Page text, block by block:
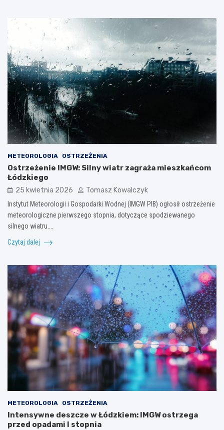
METEOROLOGIA OSTRZEŻENIA
Ostrzeżenie IMGW: Silny wiatr zagraża mieszkańcom
Łódzkiego
25 kwietnia 2026 Tomasz Kowalczyk
Instytut Meteorologii i Gospodarki Wodnej (IMGW PIB) ogłosił ostrzeżenie
meteorologiczne pierwszego stopnia, dotyczące spodziewanego
silnego wiatru.…
Czytaj dalej
METEOROLOGIA OSTRZEŻENIA
Intensywne deszcze w Łódzkiem: IMGW ostrzega
przed opadami I stopnia